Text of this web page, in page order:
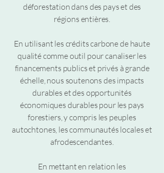
déforestation dans des pays et des
régions entières.
En utilisant les crédits carbone de haute
qualité comme outil pour canaliser les
financements publics et privés à grande
échelle, nous soutenons des impacts
durables et des opportunités
économiques durables pour les pays
forestiers, y compris les peuples
autochtones, les communautés locales et
afrodescendantes.
En mettant en relation les